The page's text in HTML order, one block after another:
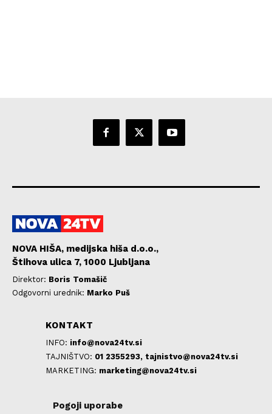
NOVA HIŠA, medijska hiša d.o.o.,
Štihova ulica 7, 1000 Ljubljana
Direktor: Boris Tomašič
Odgovorni urednik: Marko Puš
KONTAKT
INFO: info@nova24tv.si
TAJNIŠTVO: 01 2355293, tajnistvo@nova24tv.si
MARKETING: marketing@nova24tv.si
Pogoji uporabe